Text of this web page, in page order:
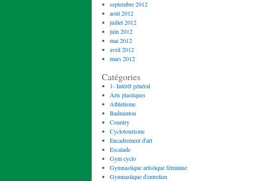
septembre 2012
août 2012
juillet 2012
juin 2012
mai 2012
avril 2012
mars 2012
Catégories
1- Intérêt général
Arts plastiques
Athletisme
Badminton
Country
Cyclotourisme
Encadrement d'art
Escalade
Gym cyclo
Gymnastique artistique féminine
Gymnastique d'entretien